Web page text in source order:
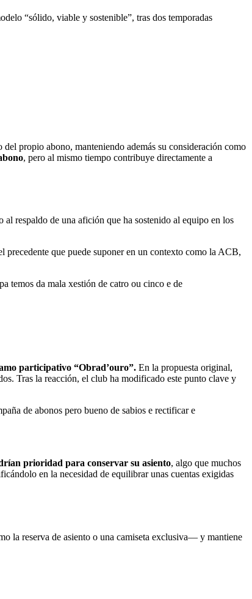
“sólido, viable y sostenible”, tras dos temporadas
propio abono, manteniendo además su consideración como
, pero al mismo tiempo contribuye directamente a
al respaldo de una afición que ha sostenido al equipo en los
que puede suponer en un contexto como la ACB,
temos da mala xestión de catro ou cinco e de
participativo “Obrad’ouro”. En la propuesta original,
Tras la reacción, el club ha modificado este punto clave y
de abonos pero bueno de sabios e rectificar e
prioridad para conservar su asiento, algo que muchos
en la necesidad de equilibrar unas cuentas exigidas
la reserva de asiento o una camiseta exclusiva— y mantiene